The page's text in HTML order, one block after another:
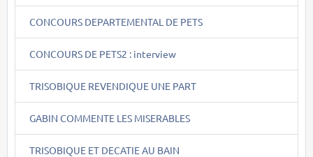
CONCOURS DEPARTEMENTAL DE PETS
CONCOURS DE PETS2 : interview
TRISOBIQUE REVENDIQUE UNE PART
GABIN COMMENTE LES MISERABLES
TRISOBIQUE ET DECATIE AU BAIN